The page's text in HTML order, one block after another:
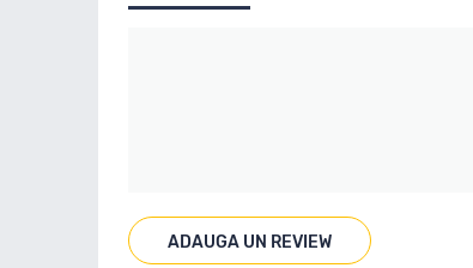
ADAUGA UN REVIEW